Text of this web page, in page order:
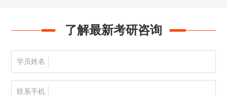
了解最新考研咨询
学员姓名
联系手机